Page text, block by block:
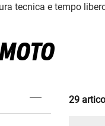
tecnica e tempo
29